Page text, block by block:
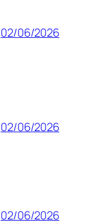
02/06/2026
02/06/2026
02/06/2026